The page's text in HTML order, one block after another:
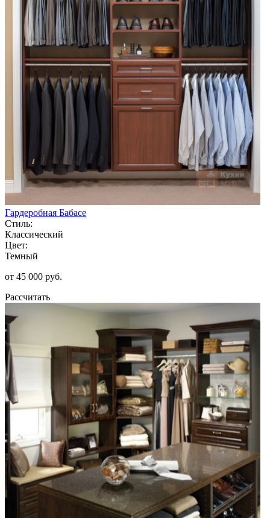
Гардеробная Бабасе
Стиль:
Классический
Цвет:
Темный
от 45 000 руб.
Рассчитать